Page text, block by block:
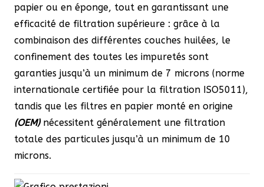
papier ou en éponge, tout en garantissant une
efficacité de filtration supérieure : grâce à la
combinaison des différentes couches huilées, le
confinement des toutes les impuretés sont
garanties jusqu’à un minimum de 7 microns (norme
internationale certifiée pour la filtration ISO5011),
tandis que les filtres en papier monté en origine
(OEM)nécessitent généralement une filtration
totale des particules jusqu’à un minimum de 10
microns.